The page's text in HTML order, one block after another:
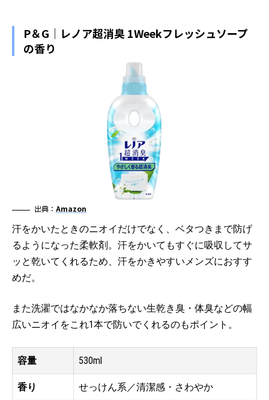
P＆G｜レノア超消臭 1Weekフレッシュソープ
の香り
出典： Amazon
汗をかいたときのニオイだけでなく、ベタつきまで防げ
るようになった柔軟剤。汗をかいてもすぐに吸収してサ
ッと乾いてくれるため、汗をかきやすいメンズにおすす
めだ。
また洗濯ではなかなか落ちない生乾き臭・体臭などの幅
広いニオイをこれ1本で防いでくれるのもポイント。
容量 530ml
香り せっけん系／清潔感・さわやか